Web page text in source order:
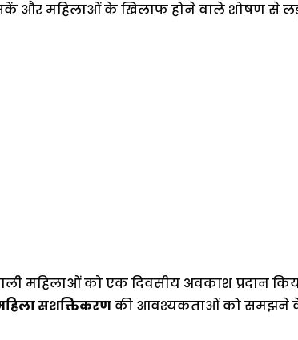
और महिलाओं के खिलाफ होने वाले शोषण से
महिलाओं को एक दिवसीय अवकाश प्रदान
सशक्तिकरणकी आवश्यकताओं को समझने